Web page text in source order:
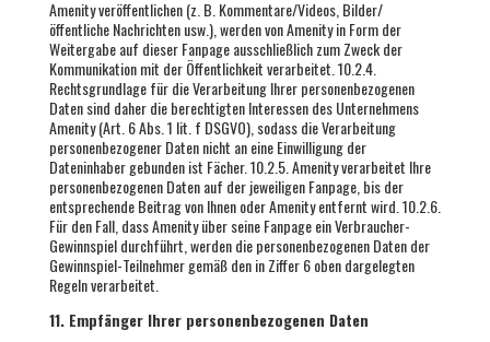
Amenity veröffentlichen (z. B. Kommentare/Videos, Bilder/
öffentliche Nachrichten usw.), werden von Amenity in Form der
Weitergabe auf dieser Fanpage ausschließlich zum Zweck der
Kommunikation mit der Öffentlichkeit verarbeitet. 10.2.4.
Rechtsgrundlage für die Verarbeitung Ihrer personenbezogenen
Daten sind daher die berechtigten Interessen des Unternehmens
Amenity (Art. 6 Abs. 1 lit. f DSGVO), sodass die Verarbeitung
personenbezogener Daten nicht an eine Einwilligung der
Dateninhaber gebunden ist Fächer. 10.2.5. Amenity verarbeitet Ihre
personenbezogenen Daten auf der jeweiligen Fanpage, bis der
entsprechende Beitrag von Ihnen oder Amenity entfernt wird. 10.2.6.
Für den Fall, dass Amenity über seine Fanpage ein Verbraucher-
Gewinnspiel durchführt, werden die personenbezogenen Daten der
Gewinnspiel-Teilnehmer gemäß den in Ziffer 6 oben dargelegten
Regeln verarbeitet.
11. Empfänger Ihrer personenbezogenen Daten